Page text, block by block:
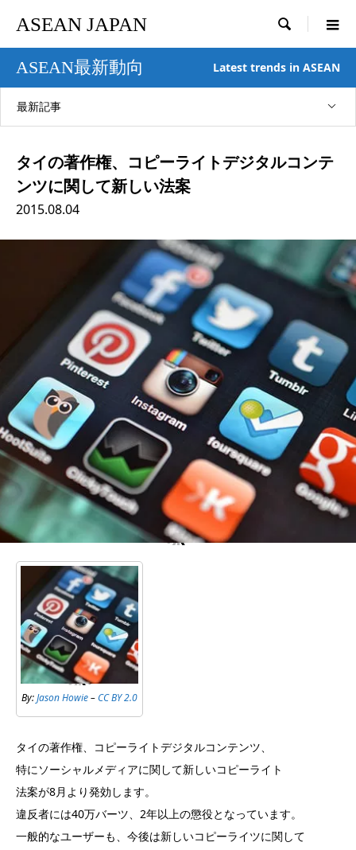
ASEAN JAPAN 
ASEAN最新動向 Latest trends in ASEAN
最新記事
タイの著作権、コピーライトデジタルコンテ
ンツに関して新しい法案
2015.08.04
By:Jason Howie–CC BY 2.0
タイの著作権、コピーライトデジタルコンテンツ、
特にソーシャルメディアに関して新しいコピーライト
法案が8月より発効します。
違反者には40万バーツ、2年以上の懲役となっています。
一般的なユーザーも、今後は新しいコピーライツに関して